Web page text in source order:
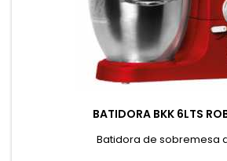
BATIDORA BKK 6LTS
Batidora de sobremesa